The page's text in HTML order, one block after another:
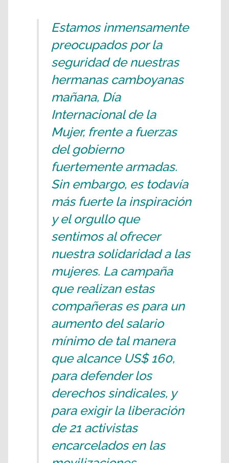
Estamos inmensamente
preocupados por la
seguridad de nuestras
hermanas camboyanas
mañana, Día
Internacional de la
Mujer, frente a fuerzas
del gobierno
fuertemente armadas.
Sin embargo, es todavía
más fuerte la inspiración
y el orgullo que
sentimos al ofrecer
nuestra solidaridad a las
mujeres. La campaña
que realizan estas
compañeras es para un
aumento del salario
mínimo de tal manera
que alcance US$ 160,
para defender los
derechos sindicales, y
para exigir la liberación
de 21 activistas
encarcelados en las